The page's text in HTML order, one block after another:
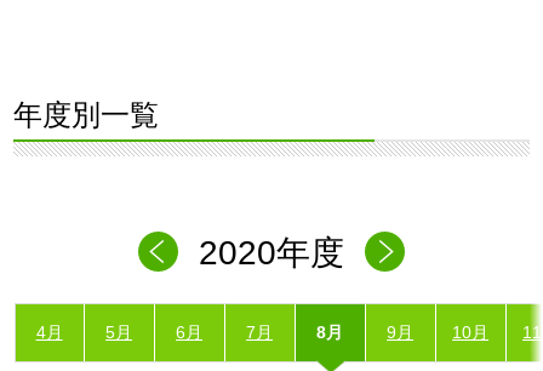
年度別一覧
2020年度
4月 5月 6月 7月 8月 9月 10月